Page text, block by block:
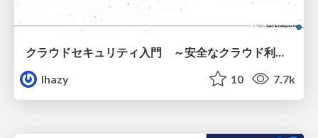
lhazy
10 7.7k